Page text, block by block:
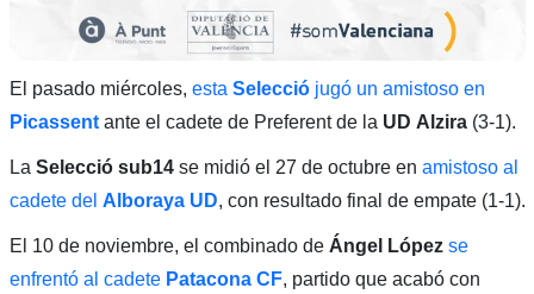
El pasado miércoles, esta Selecciójugó un amistoso en
Picassentante el cadete de Preferent de la UD Alzira(3-1).
La Selecció sub14 se midió el 27 de octubre en amistoso al
cadete del Alboraya UD, con resultado final de empate (1-1).
El 10 de noviembre, el combinado de Ángel López se
enfrentó al cadete Patacona CF, partido que acabó con